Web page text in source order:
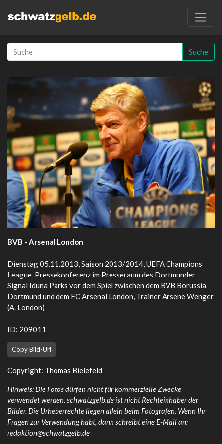
Suche
BVB - Arsenal London
Dienstag 05.11.2013, Saison 2013/2014, UEFA Champions
League, Pressekonferenz im Presseraum des Dortmunder
Signal Iduna Parks vor dem Spiel zwischen dem BVB Borussia
Dortmund und dem FC Arsenal London, Trainer Arsene Wenger
(A. London)
ID: 209011
Copy Bild-Url
Copyright: Thomas Bielefeld
Hinweis: Die Fotos dürfen nicht für kommerzielle Zwecke
verwendet werden. schwatzgelb.de ist nicht Rechteinhaber der
Bilder. Die Urheberrechte liegen allein beim Fotografen. Wenn Ihr
Fragen zur Verwendung habt, dann schreibt eine E-Mail an:
redaktion@schwatzgelb.de